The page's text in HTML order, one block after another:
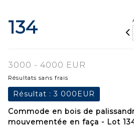
134
3000 - 4000 EUR
Résultats sans frais
Résultat :3 000EUR
Commode en bois de
mouvementée en faça - Lot